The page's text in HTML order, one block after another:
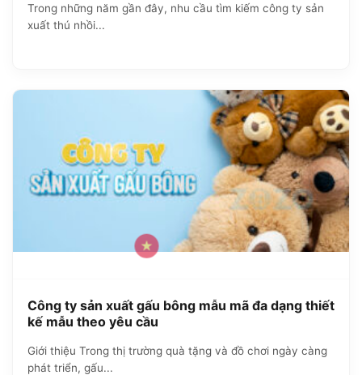
Trong những năm gần đây, nhu cầu tìm kiếm công ty sản
xuất thú nhồi...
Công ty sản xuất gấu bông mẫu mã đa dạng thiết
kế mẫu theo yêu cầu
Giới thiệu Trong thị trường quà tặng và đồ chơi ngày càng
phát triển, gấu...